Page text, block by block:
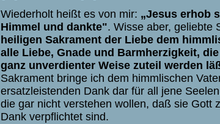
Wiederholt heißt es von mir: „Jesus erhob
Himmel und dankte". Wisse aber, geliebte
heiligen Sakrament der Liebe dem
alle Liebe, Gnade und Barmherzigkeit,
ganz unverdienter Weise zuteil werden
Sakrament bringe ich dem himmlischen
ersatzleistenden Dank dar für all jene
die gar nicht verstehen wollen, daß sie Gott
Dank verpflichtet sind.